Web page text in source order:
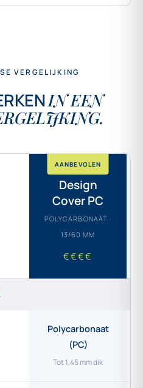
VERGELIJKING
IN EEN
AANBEVOLEN
Design
Cover PC
POLYCARBONAAT ·
13/60 MM
€€€€
Polycarbonaat
(PC)
Tot 1,45 mm dik